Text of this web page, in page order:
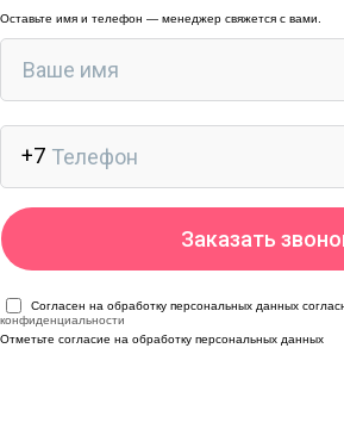
Оставьте имя и телефон — менеджер свяжется с вами.
Согласен на обработку персональных данных
конфиденциальности
Отметьте согласие на обработку персональных данных